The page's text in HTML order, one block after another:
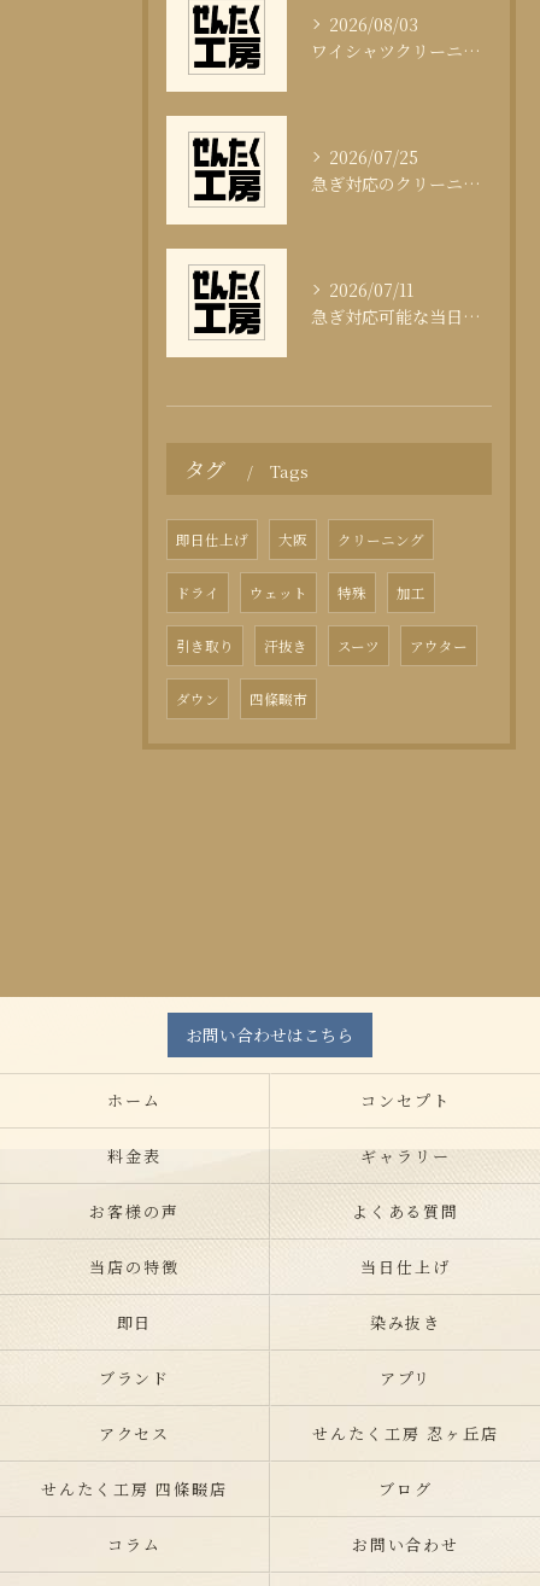
2026/08/03
ワイシャツクリーニング頻度と清潔感の科学
2026/07/25
急ぎ対応のクリーニング即日サービスの秘訣
2026/07/11
急ぎ対応可能な当日クリーニングの実態
タグ Tags
即日仕上げ 大阪 クリーニング
ドライ ウェット 特殊 加工
引き取り 汗抜き スーツ アウター
ダウン 四條畷市
お問い合わせはこちら
ホーム コンセプト
料金表 ギャラリー
お客様の声 よくある質問
当店の特徴 当日仕上げ
即日 染み抜き
ブランド アプリ
アクセス せんたく工房 忍ヶ丘店
せんたく工房 四條畷店 ブログ
コラム お問い合わせ